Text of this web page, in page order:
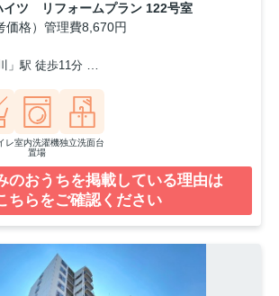
イツ リフォームプラン 122号室
格） 管理費8,670円
」駅 徒歩11分
レ室内洗濯機
置場
独立洗面台
のおうちを掲載している理由は
ちらをご確認ください